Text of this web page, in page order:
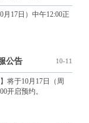
17日）中午12:00正
公告 10-11
将于10月17日（周
开启预约。